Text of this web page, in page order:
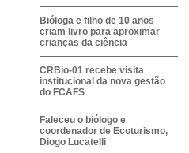
Bióloga e filho de 10 anos
criam livro para aproximar
crianças da ciência
CRBio-01 recebe visita
institucional da nova gestão
do FCAFS
Faleceu o biólogo e
coordenador de Ecoturismo,
Diogo Lucatelli